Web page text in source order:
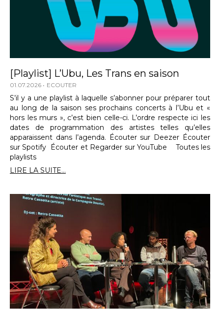
[Playlist] L’Ubu, Les Trans en saison
01.07.2026 ECOUTER
S’il y a une playlist à laquelle s’abonner pour préparer tout
au long de la saison ses prochains concerts à l’Ubu et «
hors les murs », c’est bien celle-ci. L’ordre respecte ici les
dates de programmation des artistes telles qu’elles
apparaissent dans l’agenda. Écouter sur Deezer Écouter
sur Spotify Écouter et Regarder sur YouTube Toutes les
playlists
LIRE LA SUITE...